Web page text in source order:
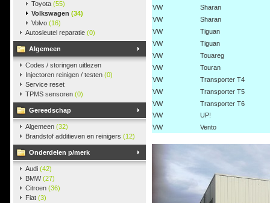
Toyota (55)
Volkswagen (34)
Volvo (16)
Autosleutel reparatie (0)
Algemeen
Codes / storingen uitlezen
Injectoren reinigen / testen (0)
Service reset
TPMS sensoren (0)
Gereedschap
Algemeen (32)
Brandstof additieven en reinigers (12)
Onderdelen p/merk
Audi (42)
BMW(27)
Citroen (36)
Fiat (3)
VW
Sharan
VW
Sharan
VW
Tiguan
VW
Tiguan
VW
Touareg
VW
Touran
VW
Transporter T4
VW
Transporter T5
VW
Transporter T6
VW
UP!
VW
Vento